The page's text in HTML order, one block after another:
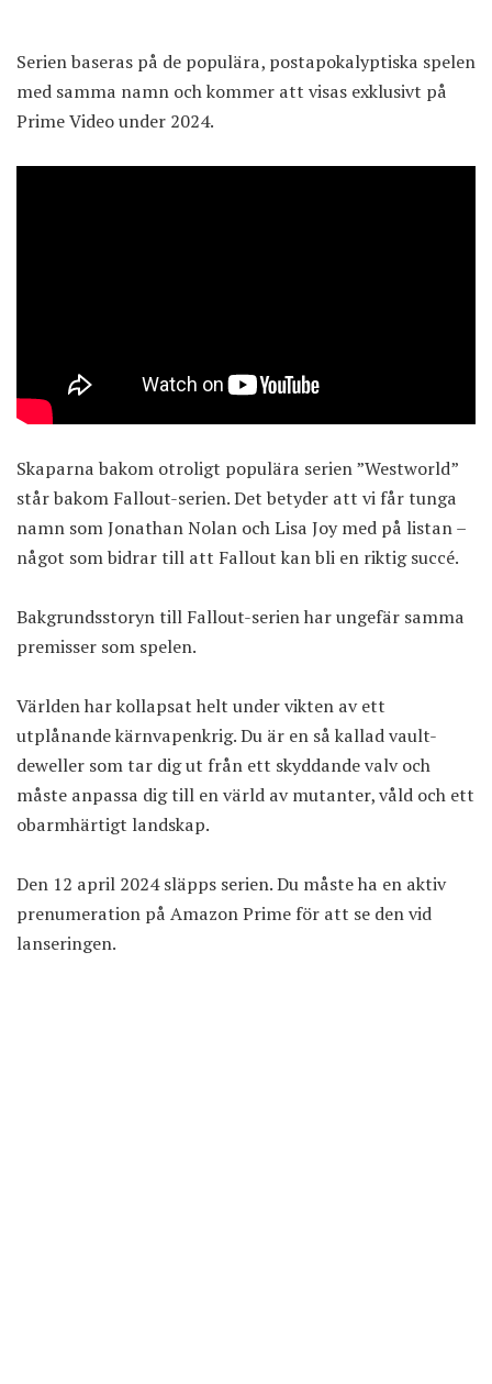
Serien baseras på de populära, postapokalyptiska spelen
med samma namn och kommer att visas exklusivt på
Prime Video under 2024.
Skaparna bakom otroligt populära serien ”Westworld”
står bakom Fallout-serien. Det betyder att vi får tunga
namn som Jonathan Nolan och Lisa Joy med på listan –
något som bidrar till att Fallout kan bli en riktig succé.
Bakgrundsstoryn till Fallout-serien har ungefär samma
premisser som spelen.
Världen har kollapsat helt under vikten av ett
utplånande kärnvapenkrig. Du är en så kallad vault-
deweller som tar dig ut från ett skyddande valv och
måste anpassa dig till en värld av mutanter, våld och ett
obarmhärtigt landskap.
Den 12 april 2024 släpps serien. Du måste ha en aktiv
prenumeration på Amazon Prime för att se den vid
lanseringen.